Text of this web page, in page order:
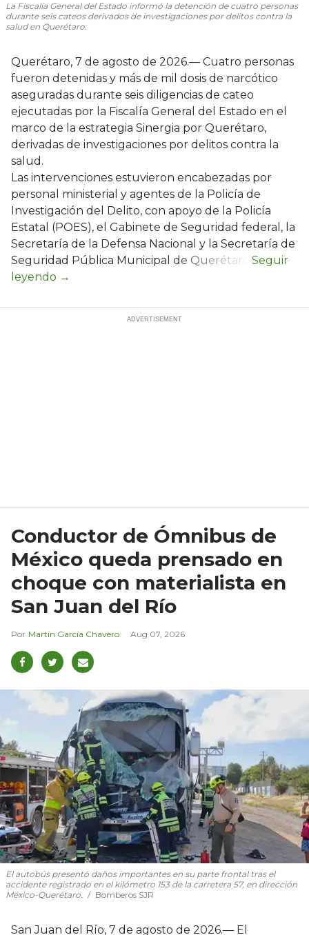
La Fiscalía General del Estado informó la detención de cuatro personas
durante seis cateos derivados de investigaciones por delitos contra la
salud en Querétaro.
Querétaro, 7 de agosto de 2026.— Cuatro personas
fueron detenidas y más de mil dosis de narcótico
aseguradas durante seis diligencias de cateo
ejecutadas por la Fiscalía General del Estado en el
marco de la estrategia Sinergia por Querétaro,
derivadas de investigaciones por delitos contra la
salud.
Las intervenciones estuvieron encabezadas por
personal ministerial y agentes de la Policía de
Investigación del Delito, con apoyo de la Policía
Estatal (POES), el Gabinete de Seguridad federal, la
Secretaría de la Defensa Nacional y la Secretaría de
Seguridad Pública Municipal de Querétaro.
Conductor de Ómnibus de
México queda prensado en
choque con materialista en
San Juan del Río
Martín García Chavero Aug 07, 2026
El autobús presentó daños importantes en su parte frontal tras el
accidente registrado en el kilómetro 153 de la carretera 57, en dirección
México-Querétaro.
Bomberos SJR
San Juan del Río, 7 de agosto de 2026.— El